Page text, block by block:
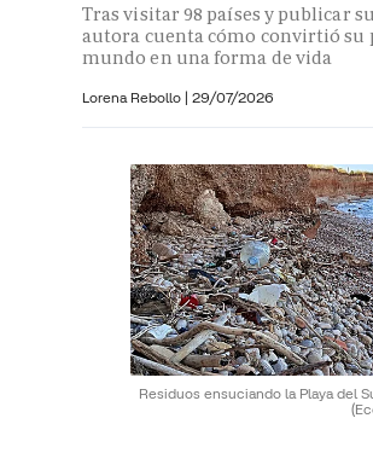
Tras visitar 98 países y publicar
autora cuenta cómo convirtió su
mundo en una forma de vida
Lorena Rebollo | 29/07/2026
Residuos ensuciando la Playa del